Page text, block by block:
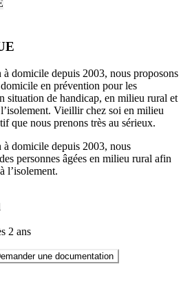
à domicile depuis 2003, nous proposons
domicile en prévention pour les
situation de handicap, en milieu rural et
Vieillir chez soi en milieu
que nous prenons très au sérieux.
à domicile depuis 2003, nous
personnes âgées en milieu rural afin
l’isolement.
2 ans
une documentation